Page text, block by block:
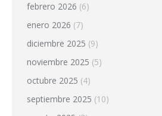
febrero 2026 (6)
enero 2026 (7)
diciembre 2025 (9)
noviembre 2025 (5)
octubre 2025 (4)
septiembre 2025 (10)